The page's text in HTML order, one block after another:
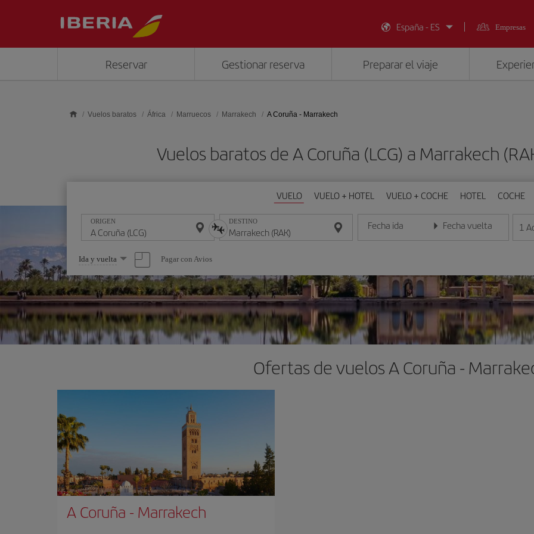
España - ES
Empresas
Reservar Gestionar reserva Preparar el viaje
Vuelos baratos África Marruecos Marrakech A Coruña - Marrakech
Vuelos baratos de A Coruña (LCG) a Marrakech
VUELO VUELO + HOTEL VUELO + COCHE HOTEL COCHE
ORIGEN DESTINO Fecha ida
Introduce la fecha en formato día/mes/año
Fecha vuelta
Introduce la fecha en 1
Seleccione
una
opción
Ida y vuelta Pagar con Avios
Ofertas de vuelos A Coruña -
A Coruña - Marrakech